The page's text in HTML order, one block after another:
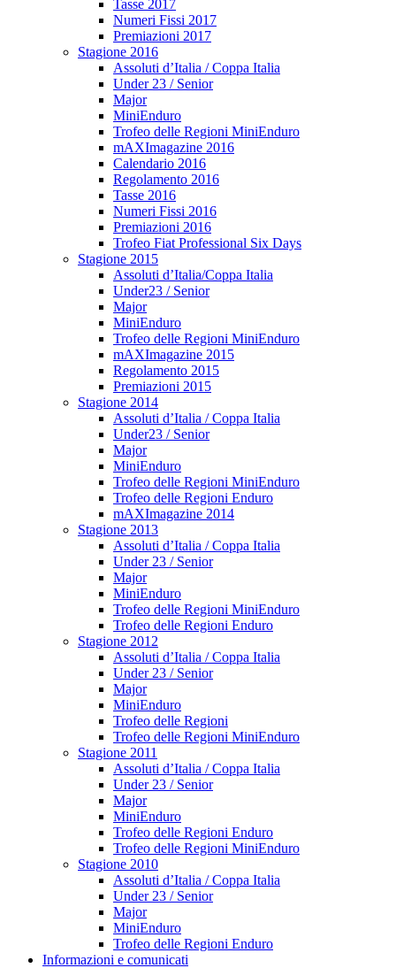
Tasse 2017
Numeri Fissi 2017
Premiazioni 2017
Stagione 2016
Assoluti d’Italia / Coppa Italia
Under 23 / Senior
Major
MiniEnduro
Trofeo delle Regioni MiniEnduro
mAXImagazine 2016
Calendario 2016
Regolamento 2016
Tasse 2016
Numeri Fissi 2016
Premiazioni 2016
Trofeo Fiat Professional Six Days
Stagione 2015
Assoluti d’Italia/Coppa Italia
Under23 / Senior
Major
MiniEnduro
Trofeo delle Regioni MiniEnduro
mAXImagazine 2015
Regolamento 2015
Premiazioni 2015
Stagione 2014
Assoluti d’Italia / Coppa Italia
Under23 / Senior
Major
MiniEnduro
Trofeo delle Regioni MiniEnduro
Trofeo delle Regioni Enduro
mAXImagazine 2014
Stagione 2013
Assoluti d’Italia / Coppa Italia
Under 23 / Senior
Major
MiniEnduro
Trofeo delle Regioni MiniEnduro
Trofeo delle Regioni Enduro
Stagione 2012
Assoluti d’Italia / Coppa Italia
Under 23 / Senior
Major
MiniEnduro
Trofeo delle Regioni
Trofeo delle Regioni MiniEnduro
Stagione 2011
Assoluti d’Italia / Coppa Italia
Under 23 / Senior
Major
MiniEnduro
Trofeo delle Regioni Enduro
Trofeo delle Regioni MiniEnduro
Stagione 2010
Assoluti d’Italia / Coppa Italia
Under 23 / Senior
Major
MiniEnduro
Trofeo delle Regioni Enduro
Informazioni e comunicati